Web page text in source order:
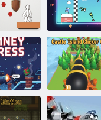
Ragdoll-
Odyssee